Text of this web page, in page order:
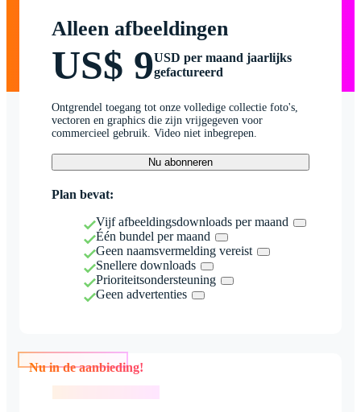
Alleen afbeeldingen
US$ 9USD per maand jaarlijks
gefactureerd
Ontgrendel toegang tot onze volledige collectie foto's,
vectoren en graphics die zijn vrijgegeven voor
commercieel gebruik. Video niet inbegrepen.
Nu abonneren
Plan bevat:
Vijf afbeeldingsdownloads per maand
Één bundel per maand
Geen naamsvermelding vereist
Snellere downloads
Prioriteitsondersteuning
Geen advertenties
Nu in de aanbieding!